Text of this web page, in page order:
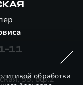
11
55, оф.2
обработки